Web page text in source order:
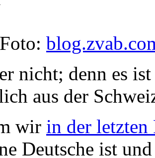
nicht; denn es
aus der
wir in der letzten
Deutsche ist